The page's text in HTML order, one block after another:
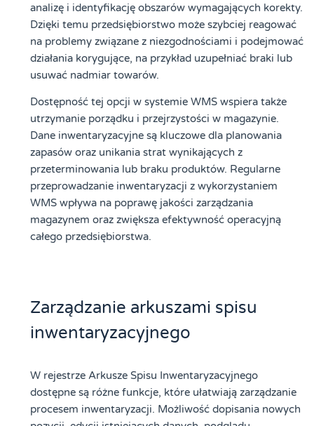
analizę i identyfikację obszarów wymagających korekty.
Dzięki temu przedsiębiorstwo może szybciej reagować
na problemy związane z niezgodnościami i podejmować
działania korygujące, na przykład uzupełniać braki lub
usuwać nadmiar towarów.
Dostępność tej opcji w systemie WMS wspiera także
utrzymanie porządku i przejrzystości w magazynie.
Dane inwentaryzacyjne są kluczowe dla planowania
zapasów oraz unikania strat wynikających z
przeterminowania lub braku produktów. Regularne
przeprowadzanie inwentaryzacji z wykorzystaniem
WMS wpływa na poprawę jakości zarządzania
magazynem oraz zwiększa efektywność operacyjną
całego przedsiębiorstwa.
Zarządzanie arkuszami spisu
inwentaryzacyjnego
W rejestrze Arkusze Spisu Inwentaryzacyjnego
dostępne są różne funkcje, które ułatwiają zarządzanie
procesem inwentaryzacji. Możliwość dopisania nowych